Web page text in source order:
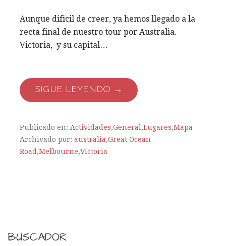
Aunque dificil de creer, ya hemos llegado a la
recta final de nuestro tour por Australia.
Victoria, y su capital…
SIGUE LEYENDO →
Publicado en: Actividades,General ,Lugares,Mapa
Archivado por: australia,Great Ocean
Road ,Melbourne,Victoria
BUSCADOR